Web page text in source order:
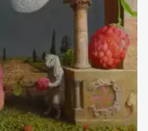
spb.rakovgallery.ru